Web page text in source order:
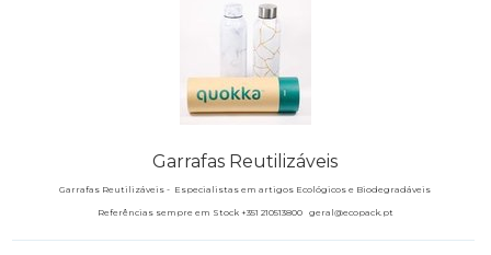
Garrafas Reutilizáveis
Garrafas Reutilizáveis - Especialistas em artigos Ecológicos e Biodegradáveis
Referências sempre em Stock +351 210513800 geral@ecopack.pt